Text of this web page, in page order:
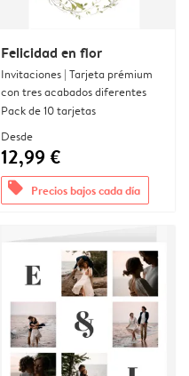
Felicidad en flor
Invitaciones | Tarjeta prémium
con tres acabados diferentes
Pack de 10 tarjetas
Desde
12,99 €
offers Precios bajos cada día